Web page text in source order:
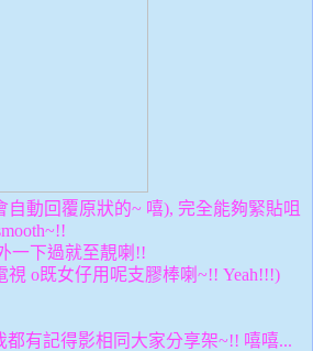
自動回覆原狀的~ 嘻), 完全能夠緊貼咀
一下過就至靚喇!!
o既女仔用呢支膠棒喇~!! Yeah!!!)
都有記得影相同大家分享架~!! 嘻嘻...